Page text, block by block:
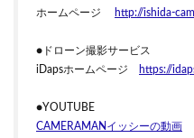
ホームページ
http://ishida-
●ドローン撮影サービス
iDapsホームページ
https://
●YOUTUBE
CAMERAMANイッシーの動画